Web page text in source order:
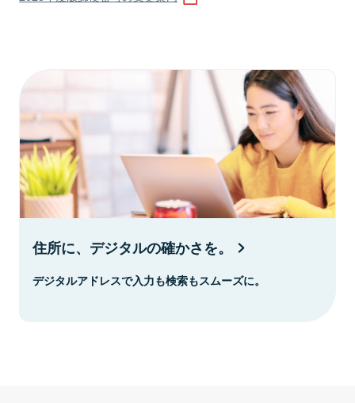
住所に、デジタルの確かさを。
デジタルアドレスで入力も検索もスムーズに。